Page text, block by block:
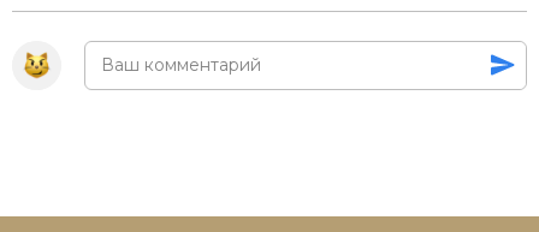
Специальные исторические дисциплины